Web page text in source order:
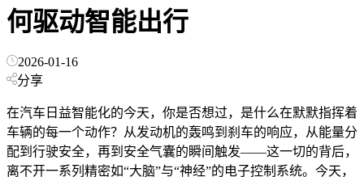
何驱动智能出行
2026-01-16
分享
在汽车日益智能化的今天，你是否想过，是什么在默默指挥着
车辆的每一个动作？从发动机的轰鸣到刹车的响应，从能量分
配到行驶安全，再到安全气囊的瞬间触发——这一切的背后，
离不开一系列精密如“大脑”与“神经”的电子控制系统。今天，